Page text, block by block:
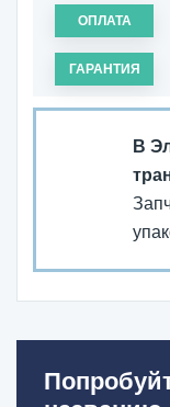
ОПЛАТА
ГАРАНТИЯ
В